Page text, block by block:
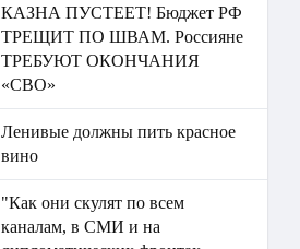
КАЗНА ПУСТЕЕТ! Бюджет РФ
ТРЕЩИТ ПО ШВАМ. Россияне
ТРЕБУЮТ ОКОНЧАНИЯ
«СВО»
Ленивые должны пить красное
вино
"Как они скулят по всем
каналам, в СМИ и на